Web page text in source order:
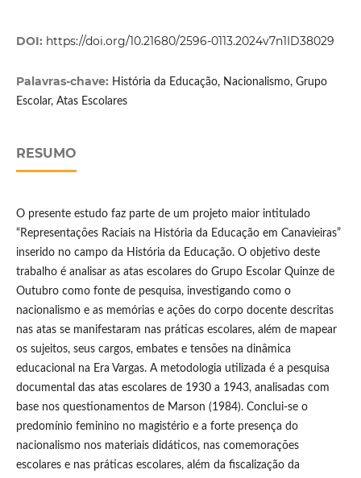
DOI: https://doi.org/10.21680/2596-0113.2024v7n1ID38029
Palavras-chave: História da Educação, Nacionalismo, Grupo
Escolar, Atas Escolares
RESUMO
O presente estudo faz parte de um projeto maior intitulado
“Representações Raciais na História da Educação em Canavieiras”
inserido no campo da História da Educação. O objetivo deste
trabalho é analisar as atas escolares do Grupo Escolar Quinze de
Outubro como fonte de pesquisa, investigando como o
nacionalismo e as memórias e ações do corpo docente descritas
nas atas se manifestaram nas práticas escolares, além de mapear
os sujeitos, seus cargos, embates e tensões na dinâmica
educacional na Era Vargas. A metodologia utilizada é a pesquisa
documental das atas escolares de 1930 a 1943, analisadas com
base nos questionamentos de Marson (1984). Conclui-se o
predomínio feminino no magistério e a forte presença do
nacionalismo nos materiais didáticos, nas comemorações
escolares e nas práticas escolares, além da fiscalização da